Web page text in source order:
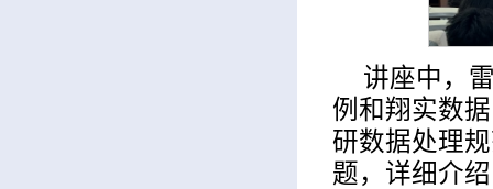
讲座中，
例和翔实数
研数据处理
题，详细介